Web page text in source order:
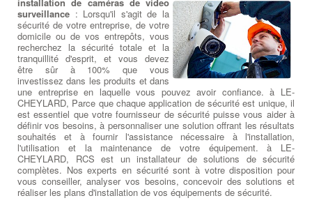
surveillance : Lorsqu'il s'agit de la
sécurité de votre entreprise, de votre
domicile ou de vos entrepôts, vous
recherchez la sécurité totale et la
tranquillité d'esprit, et vous devez
être sûr à 100% que vous
investissez dans les produits et dans
une entreprise en laquelle vous pouvez avoir confiance. à LE-
CHEYLARD, Parce que chaque application de sécurité est unique, il
est essentiel que votre fournisseur de sécurité puisse vous aider à
définir vos besoins, à personnaliser une solution offrant les résultats
souhaités et à fournir l'assistance nécessaire à l'installation,
l'utilisation et la maintenance de votre équipement. à LE-
CHEYLARD, RCS est un installateur de solutions de sécurité
complètes. Nos experts en sécurité sont à votre disposition pour
vous conseiller, analyser vos besoins, concevoir des solutions et
réaliser les plans d'installation de vos équipements de sécurité.